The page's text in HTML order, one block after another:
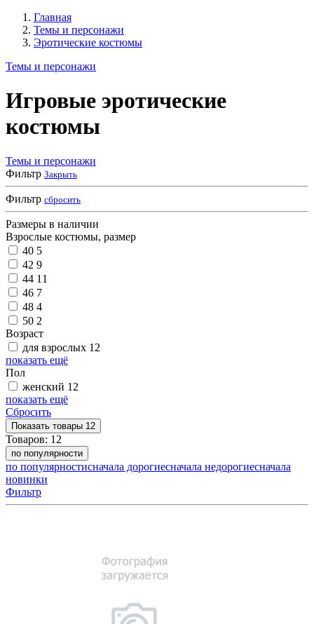
Главная
Темы и персонажи
Эротические костюмы
Темы и персонажи
Игровые эротические
костюмы
Темы и персонажи
Фильтр Закрыть
Фильтр сбросить
Размеры в наличии
Взрослые костюмы, размер
40 5
42 9
44 11
46 7
48 4
50 2
Возраст
для взрослых 12
показать ещё
Пол
женский 12
показать ещё
Сбросить
Показать товары 12
Товаров: 12
по популярности
по популярностисначала дорогиесначала недорогиесначала
новинки
Фильтр